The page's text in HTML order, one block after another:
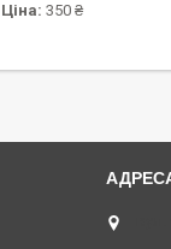
Ціна: 350 ₴